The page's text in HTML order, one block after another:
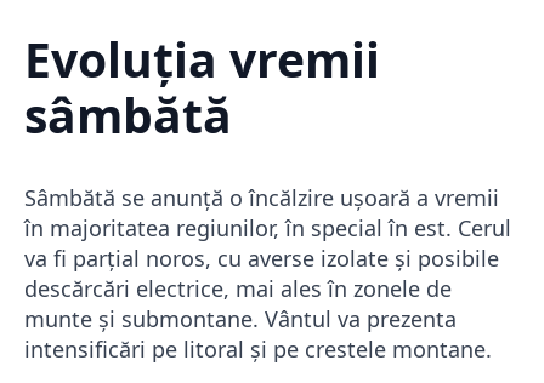
Evoluția vremii
sâmbătă
Sâmbătă se anunță o încălzire ușoară a vremii
în majoritatea regiunilor, în special în est. Cerul
va fi parțial noros, cu averse izolate și posibile
descărcări electrice, mai ales în zonele de
munte și submontane. Vântul va prezenta
intensificări pe litoral și pe crestele montane.